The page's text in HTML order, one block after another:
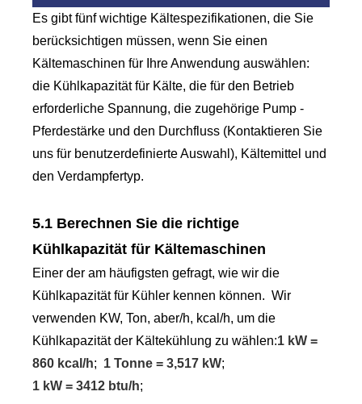
Es gibt fünf wichtige Kältespezifikationen, die Sie
berücksichtigen müssen, wenn Sie einen
Kältemaschinen für Ihre Anwendung auswählen:
die Kühlkapazität für Kälte, die für den Betrieb
erforderliche Spannung, die zugehörige Pump -
Pferdestärke und den Durchfluss (Kontaktieren Sie
uns für benutzerdefinierte Auswahl), Kältemittel und
den Verdampfertyp.
5.1 Berechnen Sie die richtige
Kühlkapazität für Kältemaschinen
Einer der am häufigsten gefragt, wie wir die
Kühlkapazität für Kühler kennen können. Wir
verwenden KW, Ton, aber/h, kcal/h, um die
Kühlkapazität der Kältekühlung zu wählen:1 kW =
860 kcal/h; 1 Tonne = 3,517 kW;
1 kW = 3412 btu/h;